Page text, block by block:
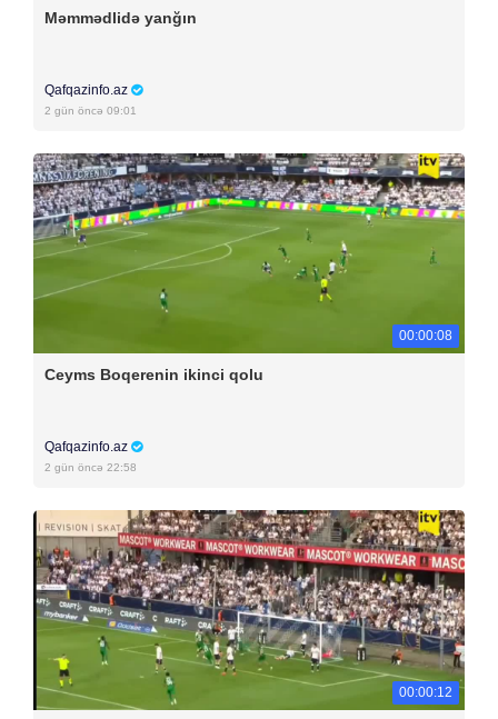
Məmmədlidə yanğın
Qafqazinfo.az
2 gün öncə 09:01
00:00:08
Ceyms Boqerenin ikinci qolu
Qafqazinfo.az
2 gün öncə 22:58
00:00:12